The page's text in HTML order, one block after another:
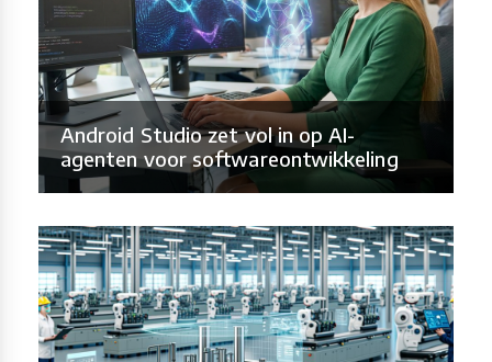
Android Studio zet vol in op AI-
agenten voor softwareontwikkeling